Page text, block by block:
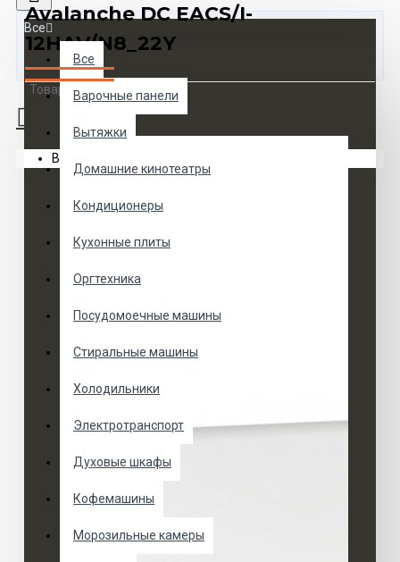
Все
Все
Варочные панели
Вытяжки
Домашние кинотеатры
Кондиционеры
Кухонные плиты
Оргтехника
Посудомоечные машины
Стиральные машины
Холодильники
Электротранспорт
Духовые шкафы
Кофемашины
Морозильные камеры
Товаров 0 (0 руб.)
Ваша корзина пуста!
Avalanche DC EACS/I-
12HAV/N8_22Y